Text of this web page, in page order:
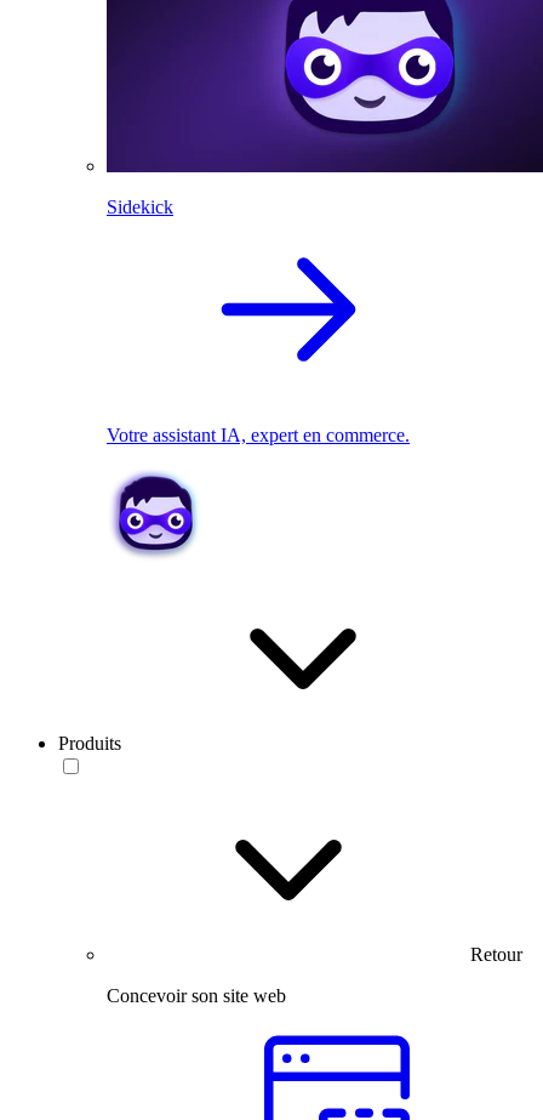
Sidekick
Votre assistant IA, expert en commerce.
Produits
Retour
Concevoir son site web